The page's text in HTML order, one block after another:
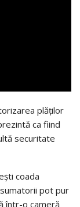
plăților
ca fiind
securitate
coada
pot pur
într-o cameră